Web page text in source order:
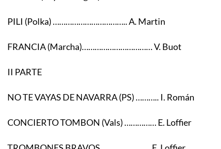
PILI (Polka) …………………………….. A. Martin
FRANCIA (Marcha)…………………………… V. Buot
II PARTE
NO TE VAYAS DE NAVARRA (PS) ……….. I. Román
CONCIERTO TOMBON (Vals) …………… E. Loffier